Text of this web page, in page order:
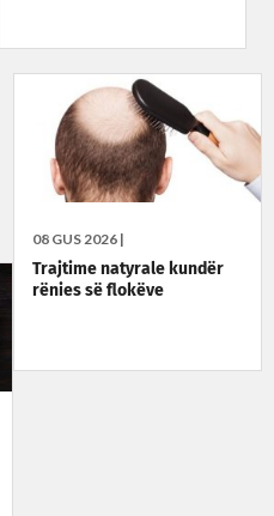
08 GUS 2026 |
Trajtime natyrale kundër
rënies së flokëve